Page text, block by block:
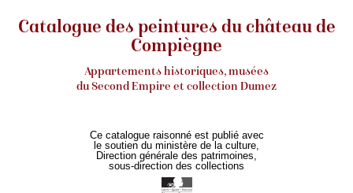
Catalogue des peintures du château de
Compiègne
Appartements historiques, musées
du Second Empire et collection Dumez
Ce catalogue raisonné est publié avec
le soutien du ministère de la culture,
Direction générale des patrimoines,
sous-direction des collections